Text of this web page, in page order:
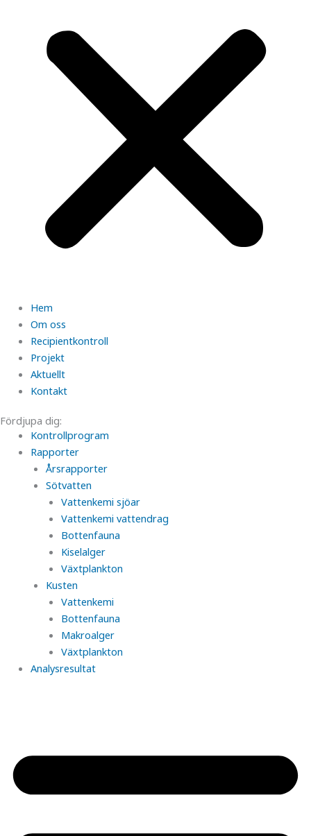
Hem
Om oss
Recipientkontroll
Projekt
Aktuellt
Kontakt
Fördjupa dig:
Kontrollprogram
Rapporter
Årsrapporter
Sötvatten
Vattenkemi sjöar
Vattenkemi vattendrag
Bottenfauna
Kiselalger
Växtplankton
Kusten
Vattenkemi
Bottenfauna
Makroalger
Växtplankton
Analysresultat